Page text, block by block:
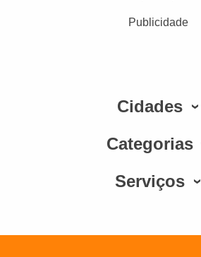
Publicidade
Cidades
Categorias
Serviços